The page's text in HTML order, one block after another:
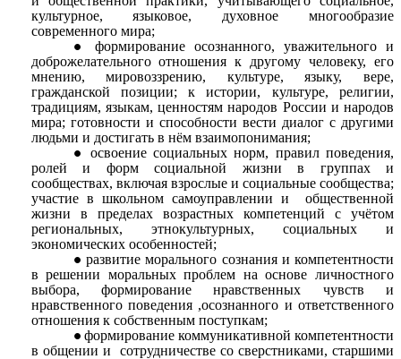
культурное, языковое, духовное многообразие
современного мира;
формирование осознанного, уважительного и
доброжелательного отношения к другому человеку, его
мнению, мировоззрению, культуре, языку, вере,
гражданской позиции; к истории, культуре, религии,
традициям, языкам, ценностям народов России и народов
мира; готовности и способности вести диалог с другими
людьми и достигать в нём взаимопонимания;
освоение социальных норм, правил поведения,
ролей и форм социальной жизни в группах и
сообществах, включая взрослые и социальные сообщества;
участие в школьном самоуправлении и общественной
жизни в пределах возрастных компетенций с учётом
региональных, этнокультурных, социальных и
экономических особенностей;
развитие морального сознания и компетентности
в решении моральных проблем на основе личностного
выбора, формирование нравственных чувств и
нравственного поведения ,осознанного и ответственного
отношения к собственным поступкам;
формирование коммуникативной компетентности
в общении и сотрудничестве со сверстниками, старшими